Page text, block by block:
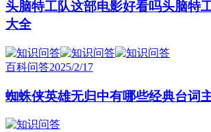
头脑特工队这部电影好看吗头脑特
大全
百科问答2025/2/17
蜘蛛侠英雄无归中有哪些经典台词